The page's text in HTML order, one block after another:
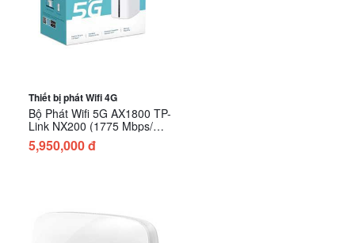
Thiết bị phát Wifi 4G
Bộ Phát Wifi 5G AX1800 TP-
Link NX200 (1775 Mbps/
Wifi 6/ 2.4/5 GHz)
5,950,000 đ